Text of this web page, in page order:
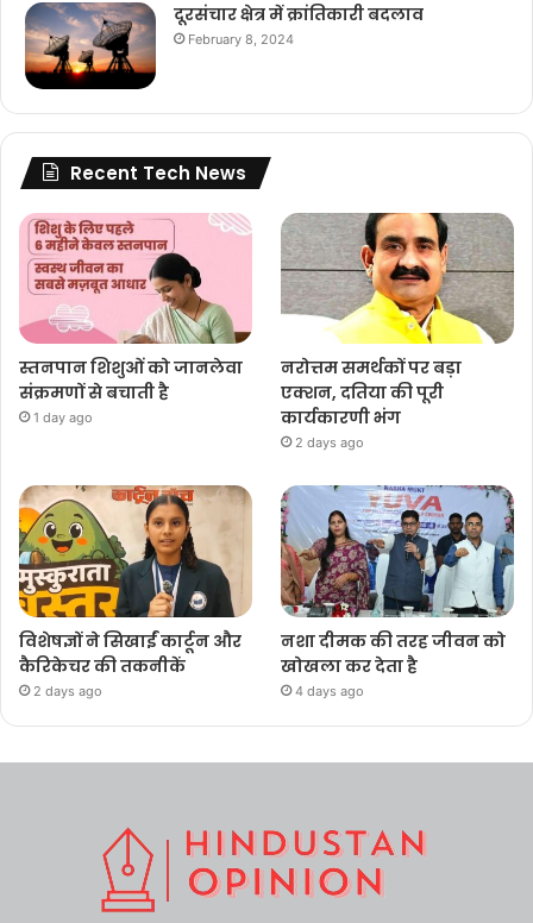
दूरसंचार क्षेत्र में क्रांतिकारी बदलाव
February 8, 2024
Recent Tech News
स्तनपान शिशुओं को जानलेवा
संक्रमणों से बचाती है
1 day ago
नरोत्तम समर्थकों पर बड़ा
एक्शन, दतिया की पूरी
कार्यकारणी भंग
2 days ago
विशेषज्ञों ने सिखाईं कार्टून और
कैरिकेचर की तकनीकें
2 days ago
नशा दीमक की तरह जीवन को
खोखला कर देता है
4 days ago